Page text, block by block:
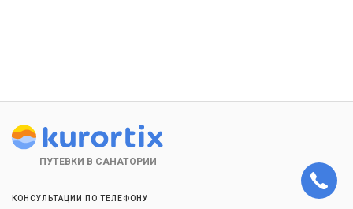
ПУТЕВКИ В САНАТОРИИ
КОНСУЛЬТАЦИИ ПО ТЕЛЕФОНУ